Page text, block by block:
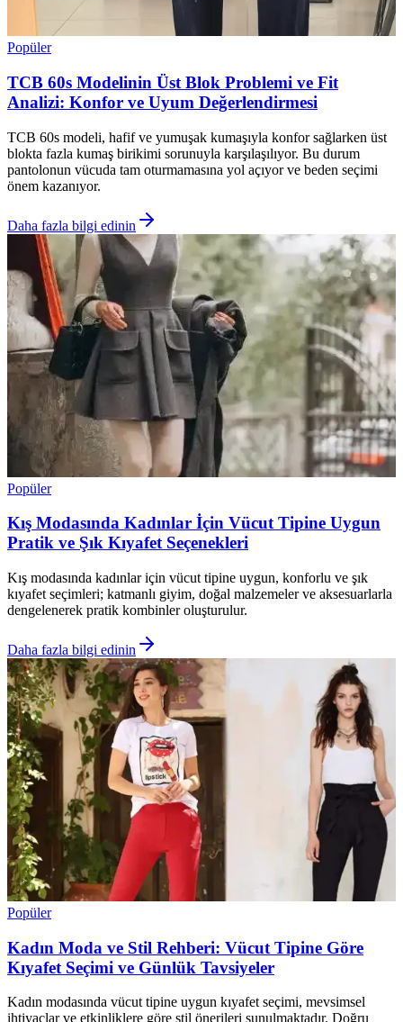
Popüler
TCB 60s Modelinin Üst Blok Problemi ve Fit
Analizi: Konfor ve Uyum Değerlendirmesi
TCB 60s modeli, hafif ve yumuşak kumaşıyla konfor sağlarken üst
blokta fazla kumaş birikimi sorunuyla karşılaşılıyor. Bu durum
pantolonun vücuda tam oturmamasına yol açıyor ve beden seçimi
önem kazanıyor.
Daha fazla bilgi edinin
Popüler
Kış Modasında Kadınlar İçin Vücut Tipine Uygun
Pratik ve Şık Kıyafet Seçenekleri
Kış modasında kadınlar için vücut tipine uygun, konforlu ve şık
kıyafet seçimleri; katmanlı giyim, doğal malzemeler ve aksesuarlarla
dengelenerek pratik kombinler oluşturulur.
Daha fazla bilgi edinin
Popüler
Kadın Moda ve Stil Rehberi: Vücut Tipine Göre
Kıyafet Seçimi ve Günlük Tavsiyeler
Kadın modasında vücut tipine uygun kıyafet seçimi, mevsimsel
ihtiyaçlar ve etkinliklere göre stil önerileri sunulmaktadır. Doğru